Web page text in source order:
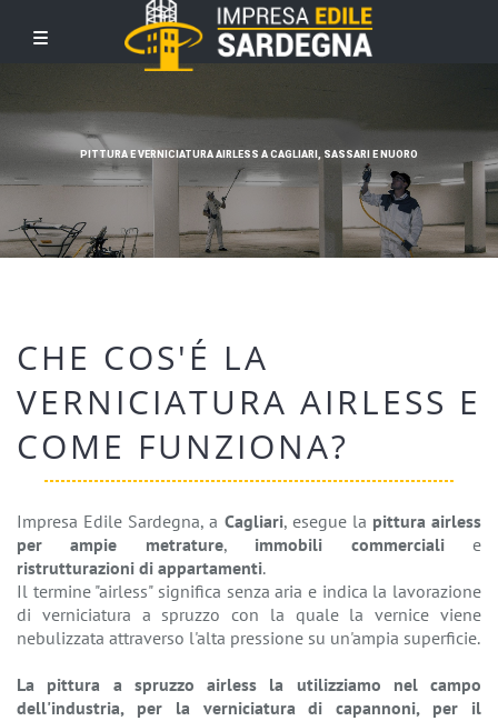
PITTURA E VERNICIATURA AIRLESS A CAGLIARI, SASSARI E NUORO
CHE COS'É LA
VERNICIATURA AIRLESS E
COME FUNZIONA?
Impresa Edile Sardegna, a Cagliari, esegue la pittura airless
per ampie metrature, immobili commercialie
ristrutturazioni di appartamenti.
Il termine "airless" significa senza aria e indica la lavorazione
di verniciatura a spruzzo con la quale la vernice viene
nebulizzata attraverso l'alta pressione su un'ampia superficie.
La pittura a spruzzo airless la utilizziamo nel campo
dell'industria, per la verniciatura di capannoni, per il